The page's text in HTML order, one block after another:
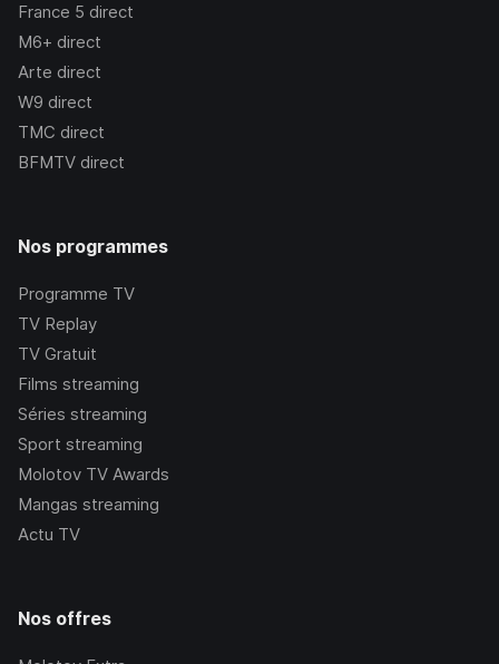
France 5 direct
M6+ direct
Arte direct
W9 direct
TMC direct
BFMTV direct
Nos programmes
Programme TV
TV Replay
TV Gratuit
Films streaming
Séries streaming
Sport streaming
Molotov TV Awards
Mangas streaming
Actu TV
Nos offres